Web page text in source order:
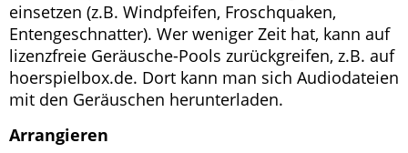
einsetzen (z.B. Windpfeifen, Froschquaken,
Entengeschnatter). Wer weniger Zeit hat, kann auf
lizenzfreie Geräusche-Pools zurückgreifen, z.B. auf
hoerspielbox.de. Dort kann man sich Audiodateien
mit den Geräuschen herunterladen.
Arrangieren